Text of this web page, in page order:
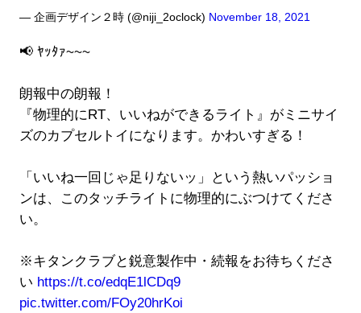
— 企画デザイン２時 (@niji_2oclock) November 18, 2021
📢 ﾔｯﾀｧ~~~
朗報中の朗報！
『物理的にRT、いいねができるライト』がミニサイ
ズのカプセルトイになります。かわいすぎる！
「いいね一回じゃ足りないッ」という熱いパッショ
ンは、このタッチライトに物理的にぶつけてくださ
い。
※キタンクラブと鋭意製作中・続報をお待ちくださ
い https://t.co/edqE1lCDq9
pic.twitter.com/FOy20hrKoi